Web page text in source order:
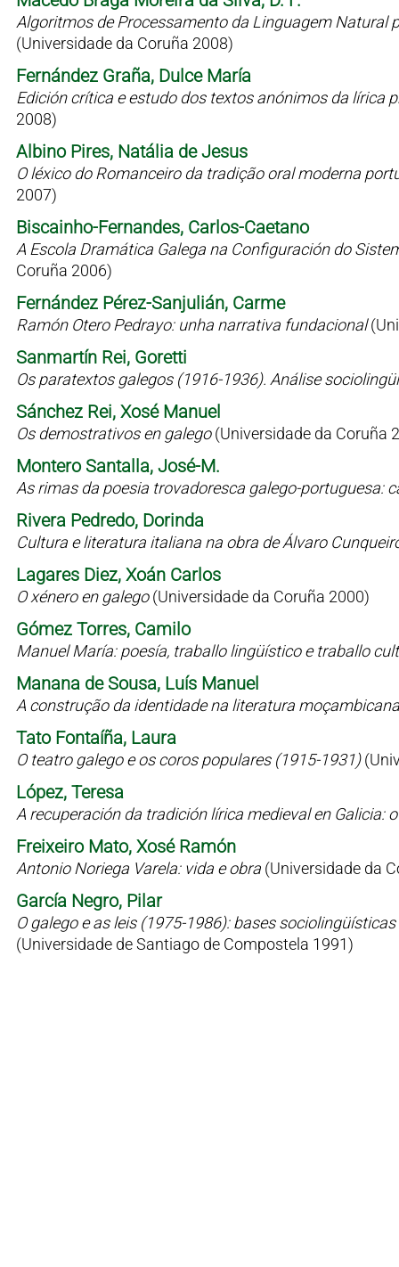
Algoritmos de Processamento da Linguagem Natural
(Universidade da Coruña 2008)
Fernández Graña, Dulce María
Edición crítica e estudo dos textos anónimos da lírica
2008)
Albino Pires, Natália de Jesus
O léxico do Romanceiro da tradição oral moderna
2007)
Biscainho-Fernandes, Carlos-Caetano
A Escola Dramática Galega na Configuración do
Coruña 2006)
Fernández Pérez-Sanjulián, Carme
Ramón Otero Pedrayo: unha narrativa fundacional
Sanmartín Rei, Goretti
Os paratextos galegos (1916-1936). Análise
Sánchez Rei, Xosé Manuel
Os demostrativos en galego(Universidade da Coruña
Montero Santalla, José-M.
As rimas da poesia trovadoresca galego-portuguesa:
Rivera Pedredo, Dorinda
Cultura e literatura italiana na obra de Álvaro
Lagares Diez, Xoán Carlos
O xénero en galego(Universidade da Coruña 2000)
Gómez Torres, Camilo
Manuel María: poesía, traballo lingüístico e traballo
Manana de Sousa, Luís Manuel
A construção da identidade na literatura
Tato Fontaíña, Laura
O teatro galego e os coros populares (1915-1931)
López, Teresa
A recuperación da tradición lírica medieval en Galicia:
Freixeiro Mato, Xosé Ramón
Antonio Noriega Varela: vida e obra (Universidade da
García Negro, Pilar
O galego e as leis (1975-1986): bases
(Universidade de Santiago de Compostela 1991)